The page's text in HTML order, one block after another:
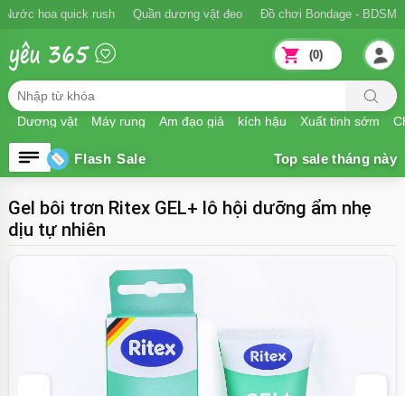
Ngăn xuất tinh sớm Nước hoa quick rush Quần dương vật đeo Đồ
Dương vật Máy rung Âm đạo giả kích hậu Xuất tinh sớm
(0)
Flash Sale
Gel bôi trơn Ritex GEL+ lô hội dưỡng ẩm nhẹ
dịu tự nhiên